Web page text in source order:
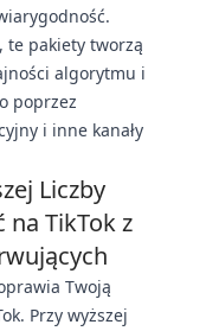
te pakiety tworzą
algorytmu i
poprzez
i inne kanały
Liczby
na TikTok z
Twoją
Przy wyższej